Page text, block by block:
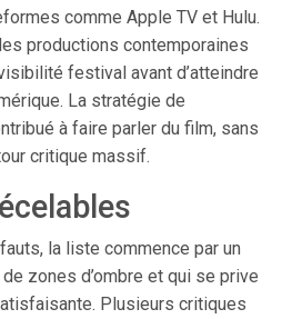
comme Apple TV et Hulu.
productions contemporaines
festival avant d’atteindre
La stratégie de
à faire parler du film, sans
critique massif.
la liste commence par un
zones d’ombre et qui se prive
Plusieurs critiques